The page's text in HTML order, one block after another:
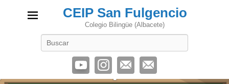
CEIP San Fulgencio
Colegio Bilingüe (Albacete)